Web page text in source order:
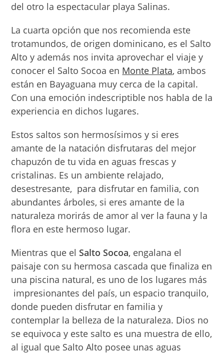
del otro la espectacular playa Salinas.
La cuarta opción que nos recomienda este
trotamundos, de origen dominicano, es el Salto
Alto y además nos invita aprovechar el viaje y
conocer el Salto Socoa en Monte Plata, ambos
están en Bayaguana muy cerca de la capital.
Con una emoción indescriptible nos habla de la
experiencia en dichos lugares.
Estos saltos son hermosísimos y si eres
amante de la natación disfrutaras del mejor
chapuzón de tu vida en aguas frescas y
cristalinas. Es un ambiente relajado,
desestresante, para disfrutar en familia, con
abundantes árboles, si eres amante de la
naturaleza morirás de amor al ver la fauna y la
flora en este hermoso lugar.
Mientras que elSalto Socoa, engalana el
paisaje con su hermosa cascada que finaliza en
una piscina natural, es uno de los lugares más
impresionantes del país, un espacio tranquilo,
donde pueden disfrutar en familia y
contemplar la belleza de la naturaleza. Dios no
se equivoca y este salto es una muestra de ello,
al igual que Salto Alto posee unas aguas